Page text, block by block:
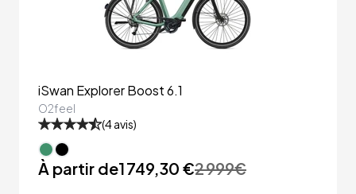
iSwan Explorer Boost 6.1
O2feel
(4avis)
À partir de1 749,30 €2 999€